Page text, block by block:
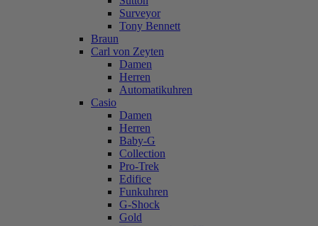
Surveyor
Tony Bennett
Braun
Carl von Zeyten
Damen
Herren
Automatikuhren
Casio
Damen
Herren
Baby-G
Collection
Pro-Trek
Edifice
Funkuhren
G-Shock
Gold